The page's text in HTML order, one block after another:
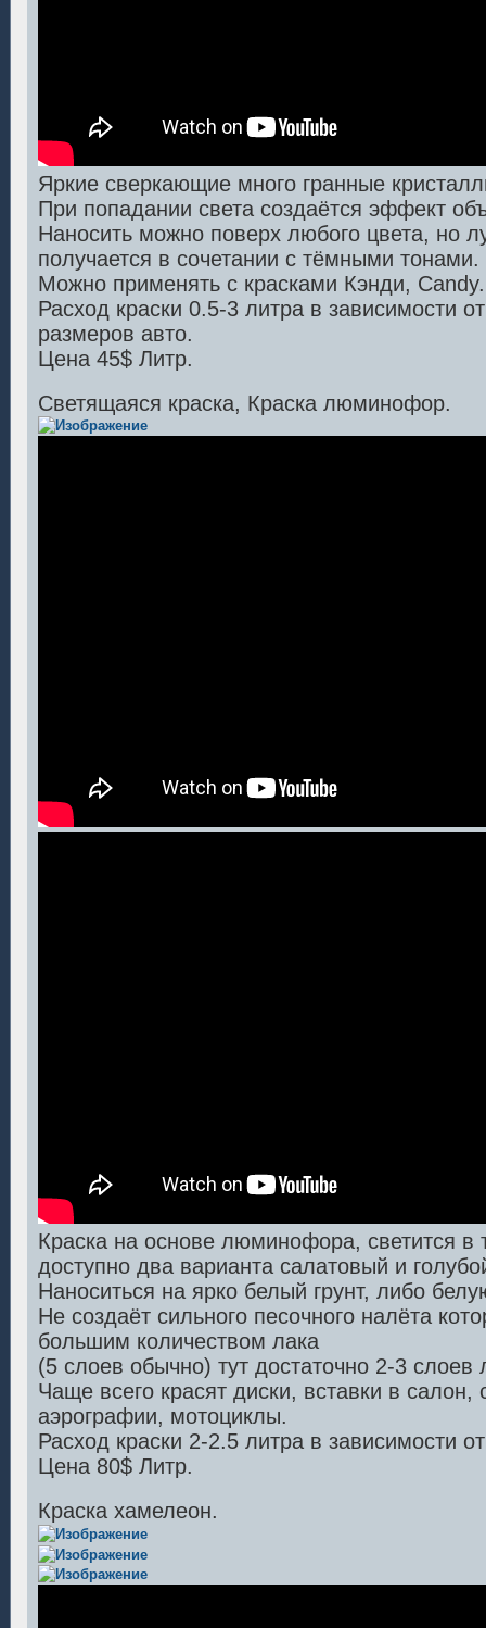
Яркие сверкающие много гранные
При попадании света создаётся эффект
Наносить можно поверх любого цвета, но
получается в сочетании с тёмными тонами.
Можно применять с красками Кэнди, Candy.
Расход краски 0.5-3 литра в зависимости
размеров авто.
Цена 45$ Литр.
Светящаяся краска, Краска люминофор.
Краска на основе люминофора, светится в
доступно два варианта салатовый и
Наноситься на ярко белый грунт, либо
Не создаёт сильного песочного налёта
большим количеством лака
(5 слоев обычно) тут достаточно 2-3 слоев
Чаще всего красят диски, вставки в салон,
аэрографии, мотоциклы.
Расход краски 2-2.5 литра в зависимости
Цена 80$ Литр.
Краска хамелеон.